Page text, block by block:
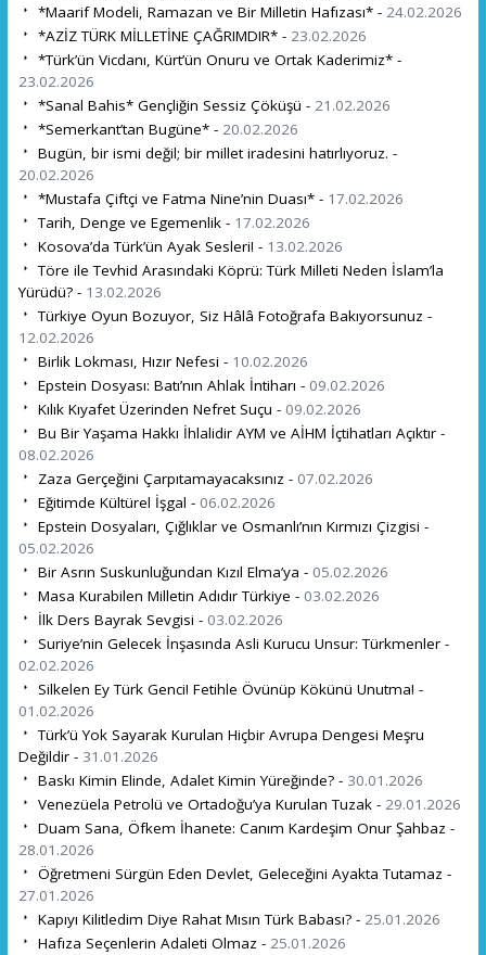
*Maarif Modeli, Ramazan ve Bir Milletin Hafızası* - 24.02.2026
*AZİZ TÜRK MİLLETİNE ÇAĞRIMDIR* - 23.02.2026
*Türk’ün Vicdanı, Kürt’ün Onuru ve Ortak Kaderimiz* -
23.02.2026
*Sanal Bahis* Gençliğin Sessiz Çöküşü - 21.02.2026
*Semerkant’tan Bugüne* - 20.02.2026
Bugün, bir ismi değil; bir millet iradesini hatırlıyoruz. -
20.02.2026
*Mustafa Çiftçi ve Fatma Nine’nin Duası* - 17.02.2026
Tarih, Denge ve Egemenlik - 17.02.2026
Kosova’da Türk’ün Ayak Sesleri! - 13.02.2026
Töre ile Tevhid Arasındaki Köprü: Türk Milleti Neden İslam’la
Yürüdü? - 13.02.2026
Türkiye Oyun Bozuyor, Siz Hâlâ Fotoğrafa Bakıyorsunuz -
12.02.2026
Birlik Lokması, Hızır Nefesi - 10.02.2026
Epstein Dosyası: Batı’nın Ahlak İntiharı - 09.02.2026
Kılık Kıyafet Üzerinden Nefret Suçu - 09.02.2026
Bu Bir Yaşama Hakkı İhlalidir AYM ve AİHM İçtihatları Açıktır -
08.02.2026
Zaza Gerçeğini Çarpıtamayacaksınız - 07.02.2026
Eğitimde Kültürel İşgal - 06.02.2026
Epstein Dosyaları, Çığlıklar ve Osmanlı’nın Kırmızı Çizgisi -
05.02.2026
Bir Asrın Suskunluğundan Kızıl Elma’ya - 05.02.2026
Masa Kurabilen Milletin Adıdır Türkiye - 03.02.2026
İlk Ders Bayrak Sevgisi - 03.02.2026
Suriye’nin Gelecek İnşasında Asli Kurucu Unsur: Türkmenler -
02.02.2026
Silkelen Ey Türk Genci! Fetihle Övünüp Kökünü Unutma! -
01.02.2026
Türk’ü Yok Sayarak Kurulan Hiçbir Avrupa Dengesi Meşru
Değildir - 31.01.2026
Baskı Kimin Elinde, Adalet Kimin Yüreğinde? - 30.01.2026
Venezüela Petrolü ve Ortadoğu’ya Kurulan Tuzak - 29.01.2026
Duam Sana, Öfkem İhanete: Canım Kardeşim Onur Şahbaz -
28.01.2026
Öğretmeni Sürgün Eden Devlet, Geleceğini Ayakta Tutamaz -
27.01.2026
Kapıyı Kilitledim Diye Rahat Mısın Türk Babası? - 25.01.2026
Hafıza Seçenlerin Adaleti Olmaz - 25.01.2026